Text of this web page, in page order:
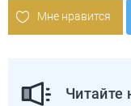
Мне нравится
Читайте